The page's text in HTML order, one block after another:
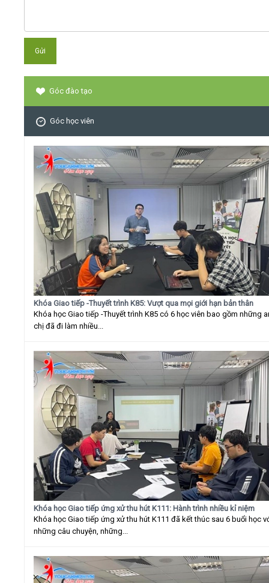
Góc đào tạo
Góc học viên
Khóa Giao tiếp -Thuyết trình K85: Vượt qua mọi giới hạn bản thân
Khóa học Giao tiếp -Thuyết trình K85 có 6 học viên bao gồm những
chị đã đi làm nhiều...
Khóa học Giao tiếp ứng xử thu hút K111: Hành trình nhiều kỉ niệm
Khóa học Giao tiếp ứng xử thu hút K111 đã kết thúc sau 6 buổi học
những câu chuyện, những...